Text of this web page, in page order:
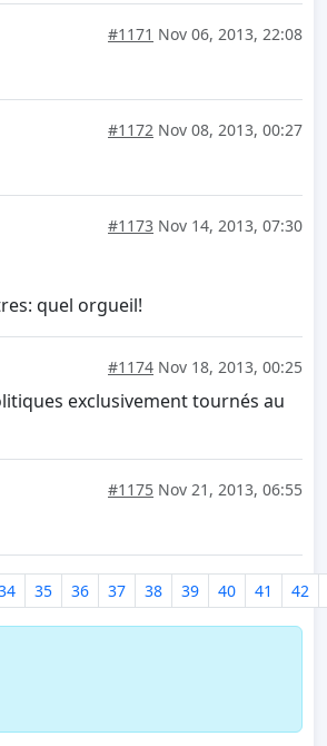
#1171 Nov 06, 2013, 22:08
#1172 Nov 08, 2013, 00:27
#1173 Nov 14, 2013, 07:30
quel orgueil!
#1174 Nov 18, 2013, 00:25
exclusivement tournés au
#1175 Nov 21, 2013, 06:55
35 36 37 38 39 40 41 42